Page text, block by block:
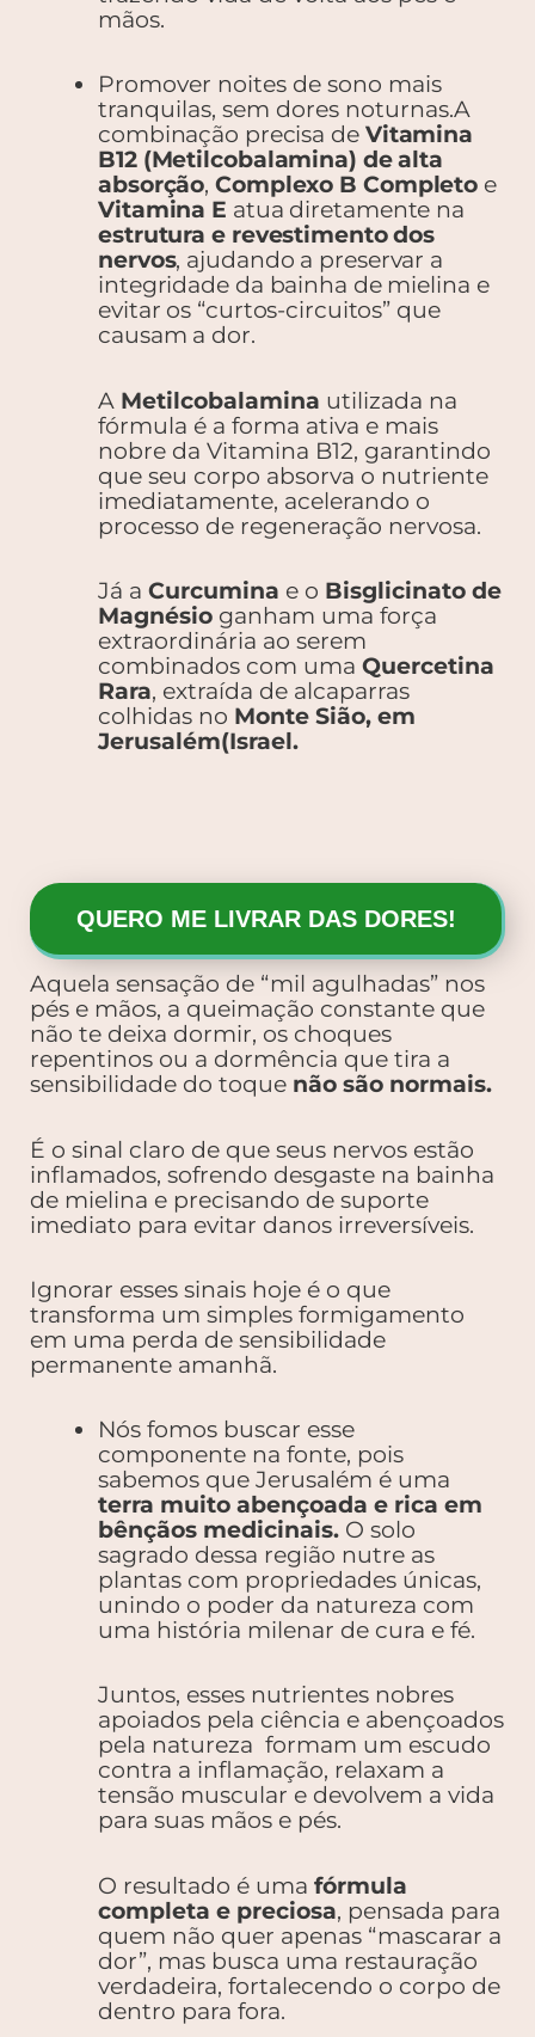
mãos.
Promover noites de sono mais
tranquilas, sem dores noturnas.A
combinação precisa de Vitamina
B12 (Metilcobalamina) de alta
absorção,Complexo B Completo e
Vitamina E atua diretamente na
estrutura e revestimento dos
nervos, ajudando a preservar a
integridade da bainha de mielina e
evitar os “curtos-circuitos” que
causam a dor.
A Metilcobalamina utilizada na
fórmula é a forma ativa e mais
nobre da Vitamina B12, garantindo
que seu corpo absorva o nutriente
imediatamente, acelerando o
processo de regeneração nervosa.
Já a Curcumina e o Bisglicinato de
Magnésio ganham uma força
extraordinária ao serem
combinados com uma Quercetina
Rara, extraída de alcaparras
colhidas no Monte Sião, em
Jerusalém(Israel.
QUERO ME LIVRAR DAS DORES!
Aquela sensação de “mil agulhadas” nos
pés e mãos, a queimação constante que
não te deixa dormir, os choques
repentinos ou a dormência que tira a
sensibilidade do toque não são normais.
É o sinal claro de que seus nervos estão
inflamados, sofrendo desgaste na bainha
de mielina e precisando de suporte
imediato para evitar danos irreversíveis.
Ignorar esses sinais hoje é o que
transforma um simples formigamento
em uma perda de sensibilidade
permanente amanhã.
Nós fomos buscar esse
componente na fonte, pois
sabemos que Jerusalém é uma
terra muito abençoada e rica em
bênçãos medicinais. O solo
sagrado dessa região nutre as
plantas com propriedades únicas,
unindo o poder da natureza com
uma história milenar de cura e fé.
Juntos, esses nutrientes nobres
apoiados pela ciência e abençoados
pela natureza formam um escudo
contra a inflamação, relaxam a
tensão muscular e devolvem a vida
para suas mãos e pés.
O resultado é uma fórmula
completa e preciosa, pensada para
quem não quer apenas “mascarar a
dor”, mas busca uma restauração
verdadeira, fortalecendo o corpo de
dentro para fora.